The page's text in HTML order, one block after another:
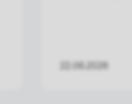
22.06.2026